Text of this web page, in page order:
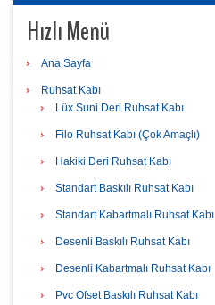
Hızlı Menü
Ana Sayfa
Ruhsat Kabı
Lüx Suni Deri Ruhsat Kabı
Filo Ruhsat Kabı (Çok Amaçlı)
Hakiki Deri Ruhsat Kabı
Standart Baskılı Ruhsat Kabı
Standart Kabartmalı Ruhsat Kabı
Desenli Baskılı Ruhsat Kabı
Desenli Kabartmalı Ruhsat Kabı
Pvc Ofset Baskılı Ruhsat Kabı